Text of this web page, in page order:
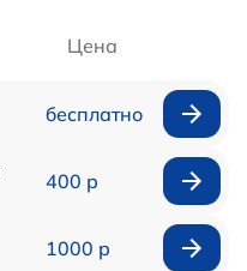
Цена
бесплатно
400 р
1000 р